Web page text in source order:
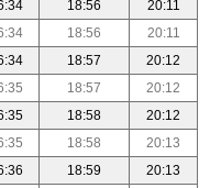
18:56
20:11
18:56
20:11
18:57
20:12
18:57
20:12
18:58
20:12
18:58
20:13
18:59
20:13